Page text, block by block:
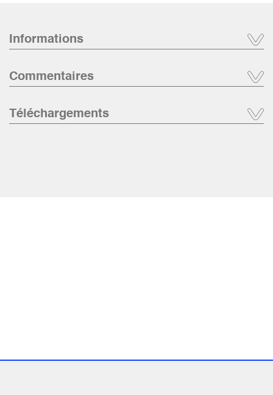
Informations
Commentaires
Téléchargements